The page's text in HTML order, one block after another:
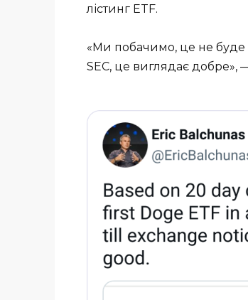
лістинг ETF.
«Ми побачимо, це не буде
SEC, це виглядає добре»,